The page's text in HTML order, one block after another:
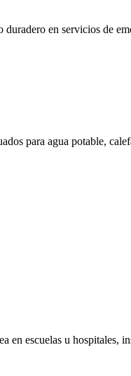
en servicios de
para agua potable,
en escuelas u hospitales,